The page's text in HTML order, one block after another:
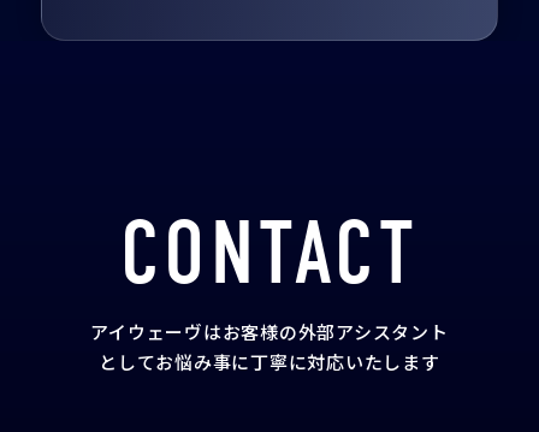
CONTACT
アイウェーヴはお客様の外部アシスタント
としてお悩み事に丁寧に対応いたします